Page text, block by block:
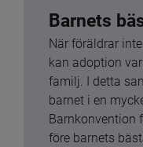
Barnets
När föräldrar
kan adoption
familj. I detta
barnet i en
Barnkonvention
före barnets